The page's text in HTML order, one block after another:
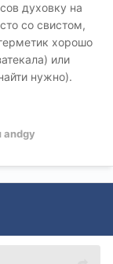
духовку на
со свистом,
хорошо
или
нужно).
andgy